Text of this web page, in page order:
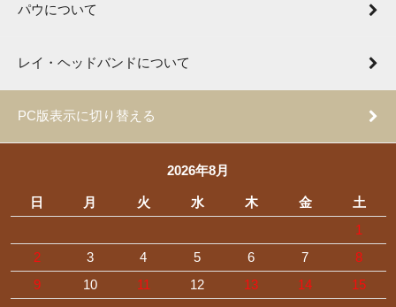
パウについて
レイ・ヘッドバンドについて
PC版表示に切り替える
2026年8月
日 月 火 水 木 金
土
1
2
3 4 5 6 7
8
9
10 11 12 13 14
15